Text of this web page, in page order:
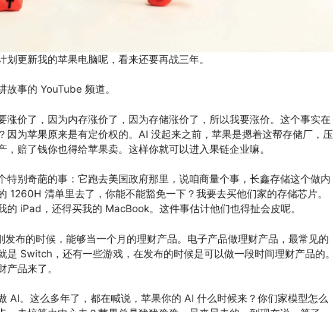
划更新我的苹果电脑呢，看来还要再战三年。
故事的 YouTube 频道。
涨价了，因为内存涨价了，因为存储涨价了，所以我要涨价。这个事实在
因为苹果原来是有定价权的。AI 没起来之前，苹果是摁着这帮存储厂，压
，赔了钱你也得给苹果卖。这样你就可以进入果链企业嘛。
特别奇葩的事：它跑去美国政府那里，说咱商量个事，长鑫存储这个做内
1260H 清单里去了，你能不能豁免一下？我要去买他们家的存储芯片。
的 iPad，还得买我的 MacBook。这件事估计他们也得扯会皮呢。
布的时候，能够当一个月的理财产品。电子产品做理财产品，最常见的
是 Switch，还有一些游戏，在发布的时候是可以做一段时间理财产品的。
产品来了。
AI。这么多年了，都在喊说，苹果你的 AI 什么时候来？你们家模型怎么